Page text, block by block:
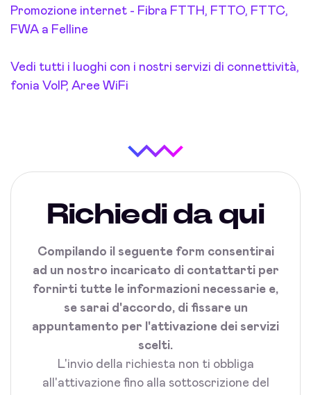
Promozione internet - Fibra FTTH, FTTO, FTTC,
FWA a Felline
Vedi tutti i luoghi con i nostri servizi di connettività,
fonia VoIP, Aree WiFi
Richiedi da qui
Compilando il seguente form consentirai
ad un nostro incaricato di contattarti per
fornirti tutte le informazioni necessarie e,
se sarai d'accordo, di fissare un
appuntamento per l'attivazione dei servizi
scelti.
L'invio della richiesta non ti obbliga
all'attivazione fino alla sottoscrizione del